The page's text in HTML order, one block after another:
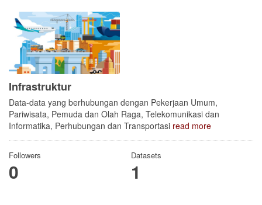
Infrastruktur
Data-data yang berhubungan dengan Pekerjaan Umum,
Pariwisata, Pemuda dan Olah Raga, Telekomunikasi dan
Informatika, Perhubungan dan Transportasi read more
Followers
0
Datasets
1